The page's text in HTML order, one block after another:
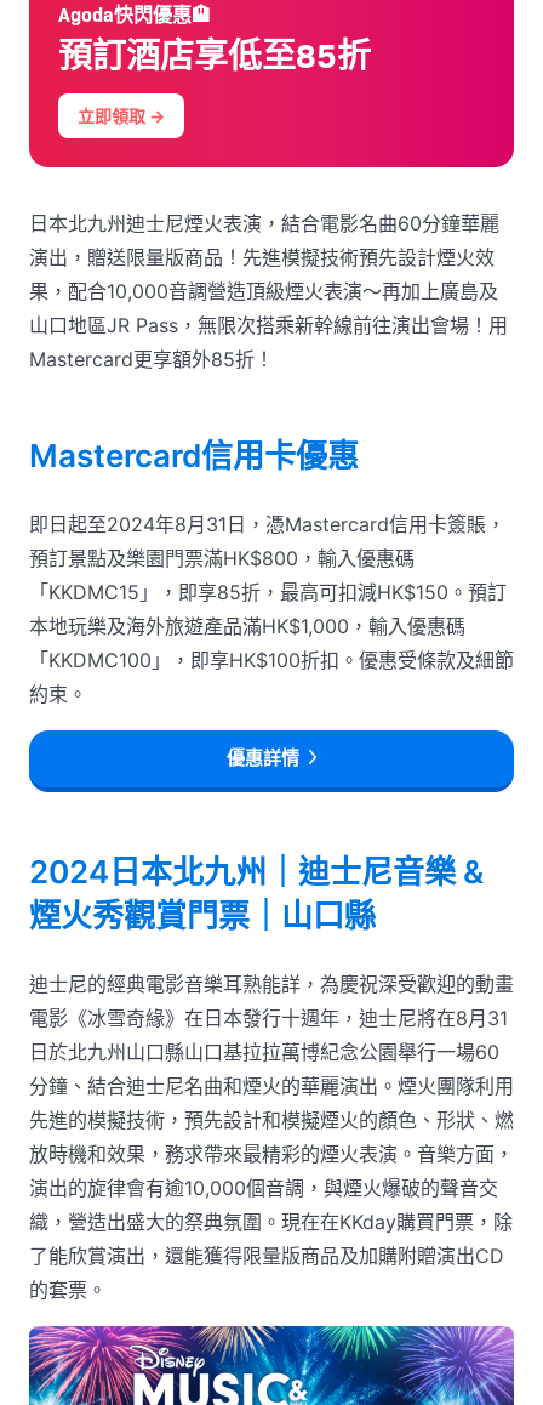
Agoda快閃優惠🏨
預訂酒店享低至85折
立即領取 →
日本北九州迪士尼煙火表演，結合電影名曲60分鐘華麗
演出，贈送限量版商品！先進模擬技術預先設計煙火效
果，配合10,000音調營造頂級煙火表演～再加上廣島及
山口地區JR Pass，無限次搭乘新幹線前往演出會場！用
Mastercard更享額外85折！
Mastercard信用卡優惠
即日起至2024年8月31日，憑Mastercard信用卡簽賬，
預訂景點及樂園門票滿HK$800，輸入優惠碼
「KKDMC15」，即享85折，最高可扣減HK$150。預訂
本地玩樂及海外旅遊產品滿HK$1,000，輸入優惠碼
「KKDMC100」，即享HK$100折扣。優惠受條款及細節
約束。
優惠詳情
2024日本北九州｜迪士尼音樂 &
煙火秀觀賞門票｜山口縣
迪士尼的經典電影音樂耳熟能詳，為慶祝深受歡迎的動畫
電影《冰雪奇緣》在日本發行十週年，迪士尼將在8月31
日於北九州山口縣山口基拉拉萬博紀念公園舉行一場60
分鐘、結合迪士尼名曲和煙火的華麗演出。煙火團隊利用
先進的模擬技術，預先設計和模擬煙火的顏色、形狀、燃
放時機和效果，務求帶來最精彩的煙火表演。音樂方面，
演出的旋律會有逾10,000個音調，與煙火爆破的聲音交
織，營造出盛大的祭典氛圍。現在在KKday購買門票，除
了能欣賞演出，還能獲得限量版商品及加購附贈演出CD
的套票。